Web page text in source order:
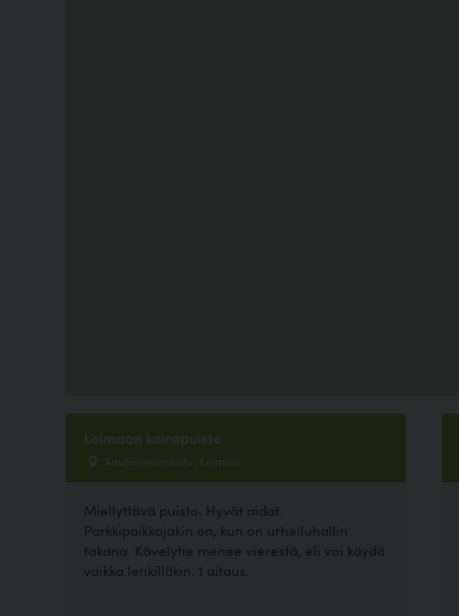
Loimaan koirapuisto
Kaunismäenkatu , Loimaa
Miellyttävä puisto. Hyvät aidat.
Parkkipaikkojakin on, kun on urheiluhallin
takana. Kävelytie menee vierestä, eli voi käydä
vaikka lenkilläkin. 1 aitaus.